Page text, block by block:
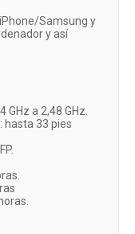
Samsung y
y así
a 2,48 GHz.
hasta 33 pies